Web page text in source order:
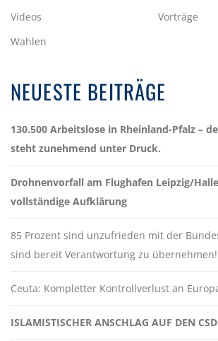
Videos
Vorträge
Wahlen
NEUESTE BEITRÄGE
130.500 Arbeitslose in Rheinland-Pfalz –
steht zunehmend unter Druck.
Drohnenvorfall am Flughafen Leipzig/
vollständige Aufklärung
85 Prozent sind unzufrieden mit der
sind bereit Verantwortung zu übernehmen!
Ceuta: Kompletter Kontrollverlust an
ISLAMISTISCHER ANSCHLAG AUF DEN